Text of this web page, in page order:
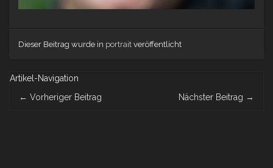
Dieser Beitrag wurde in portrait veröffentlicht
Artikel-Navigation
← Vorheriger Beitrag Nächster Beitrag →